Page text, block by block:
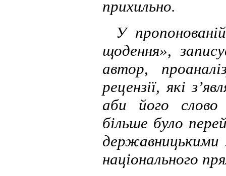
прихильно.
У
щодення»,
автор,
рецензії, які
аби його
більше було
державницькими
національного